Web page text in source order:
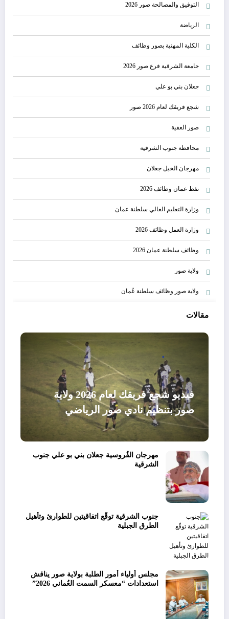
التوفيق والمصالحة صور 2026
الرياضة
الكلية المهنية بصور وظائف
جامعة الشرقية فرع صور 2026
جعلان بني بو علي
شجع فريقك لعام 2026 صور
صور العفية
محافظة جنوب الشرقية
مهرجان الخيل جعلان
نفط عمان وظائف 2026
وزارة التعليم العالي سلطنة عمان
وزارة العمل وظائف 2026
وظائف سلطنة عمان 2026
ولاية صور
ولاية صور وظائف سلطنة عُمان
مقالات
فيديو شجع فريقك لعام 2026 ولاية
صور بتنظيم نادي صور الرياضي
مهرجان الفُروسية جعلان بني بو علي جنوب
الشرقية
جنوب الشرقية توقّع اتفاقيتين للطوارئ وتأهيل
الطرق الجبلية
مجلس أولياء أمور الطلبة بولاية صور يناقش
استعدادات “معسكر السمت العُماني 2026”